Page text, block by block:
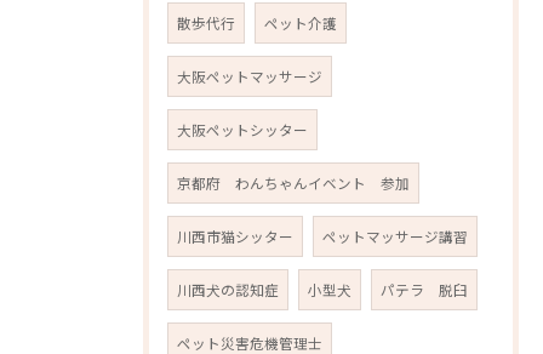
散歩代行 ペット介護
大阪ペットマッサージ
大阪ペットシッター
京都府 わんちゃんイベント 参加
川西市猫シッター ペットマッサージ講習
川西犬の認知症 小型犬 パテラ 脱臼
ペット災害危機管理士